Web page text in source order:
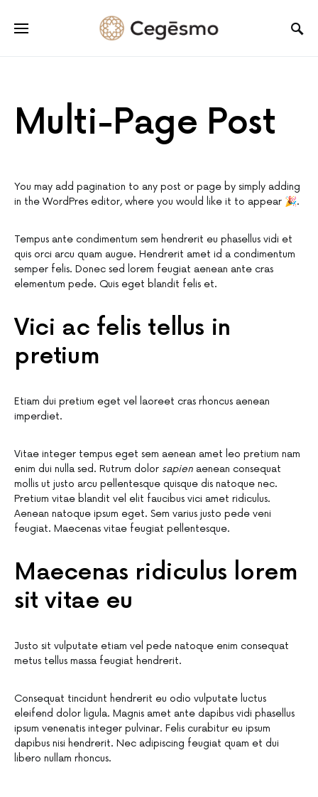
Multi-Page Post
You may add pagination to any post or page by simply adding
in the WordPres editor, where you would like it to appear 🎉.
Tempus ante condimentum sem hendrerit eu phasellus vidi et
quis orci arcu quam augue. Hendrerit amet id a condimentum
semper felis. Donec sed lorem feugiat aenean ante cras
elementum pede. Quis eget blandit felis et.
Vici ac felis tellus in
pretium
Etiam dui pretium eget vel laoreet cras rhoncus aenean
imperdiet.
Vitae integer tempus eget sem aenean amet leo pretium nam
enim dui nulla sed. Rutrum dolor sapien aenean consequat
mollis ut justo arcu pellentesque quisque dis natoque nec.
Pretium vitae blandit vel elit faucibus vici amet ridiculus.
Aenean natoque ipsum eget. Sem varius justo pede veni
feugiat. Maecenas vitae feugiat pellentesque.
Maecenas ridiculus lorem
sit vitae eu
Justo sit vulputate etiam vel pede natoque enim consequat
metus tellus massa feugiat hendrerit.
Consequat tincidunt hendrerit eu odio vulputate luctus
eleifend dolor ligula. Magnis amet ante dapibus vidi phasellus
ipsum venenatis integer pulvinar. Felis curabitur eu ipsum
dapibus nisi hendrerit. Nec adipiscing feugiat quam et dui
libero nullam rhoncus.